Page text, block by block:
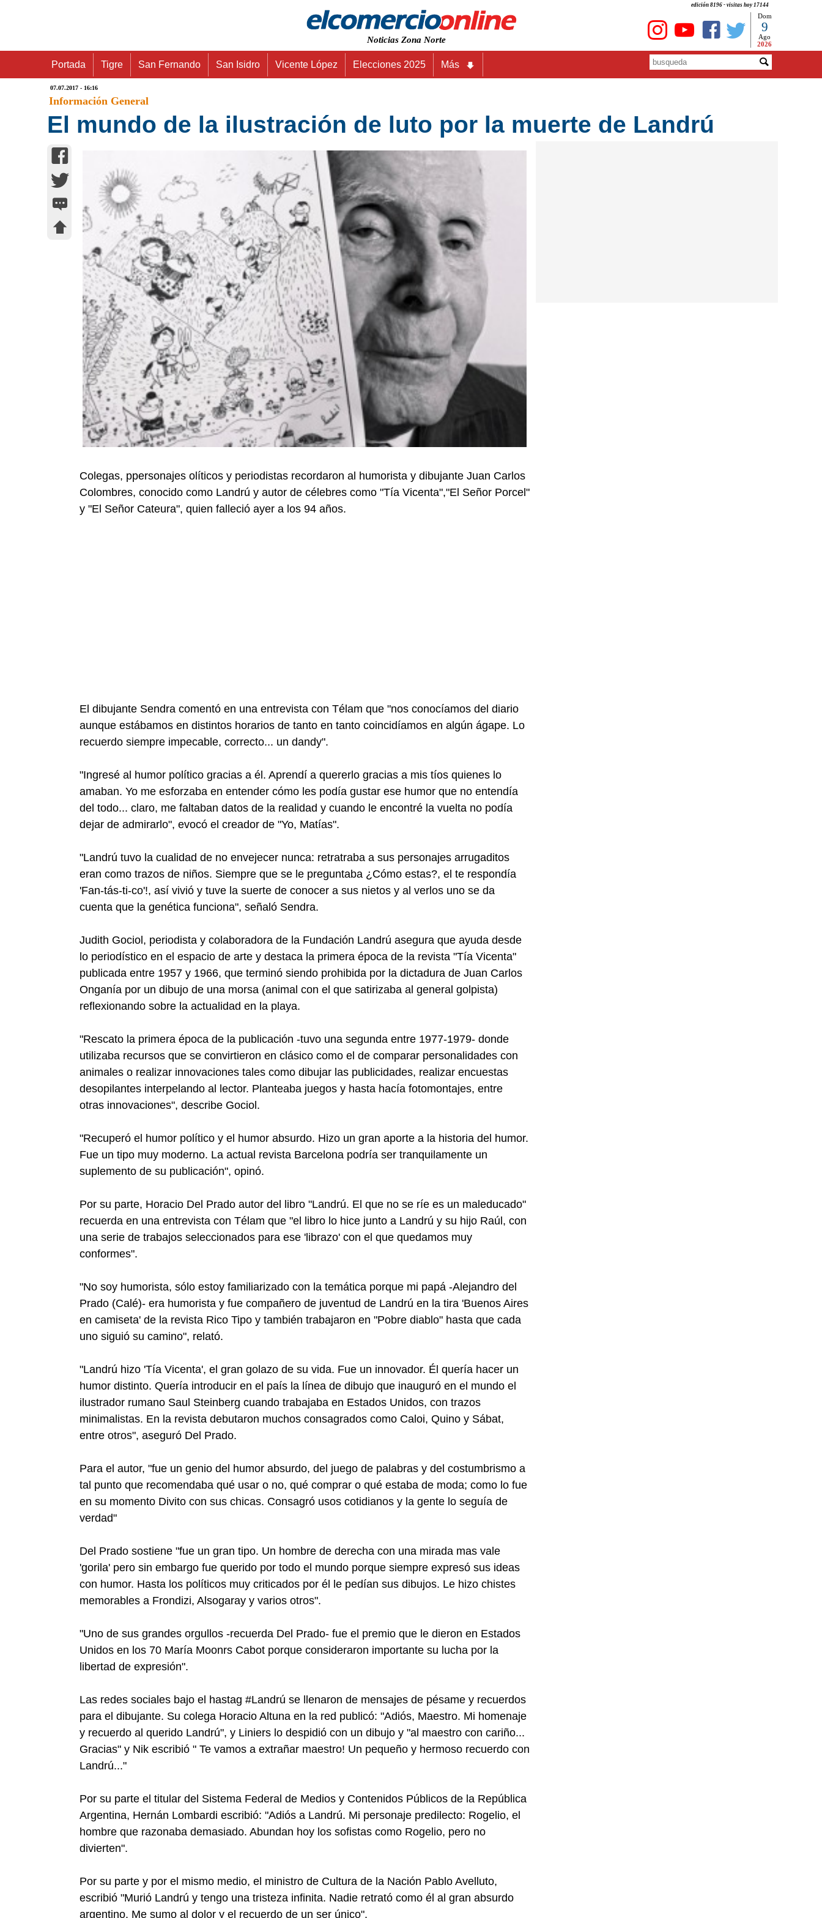
edición 8196 - visitas hoy 17144
Noticias Zona Norte
Dom
9
Ago
2026
Portada Tigre San Fernando San Isidro Vicente López Elecciones 2025 Más
07.07.2017 - 16:16
Información General
El mundo de la ilustración de luto por la muerte de Landrú
Colegas, ppersonajes olíticos y periodistas recordaron al humorista y dibujante Juan Carlos
Colombres, conocido como Landrú y autor de célebres como "Tí­a Vicenta","El Señor Porcel"
y "El Señor Cateura", quien falleció ayer a los 94 años.
El dibujante Sendra comentó en una entrevista con Télam que "nos conocíamos del diario
aunque estábamos en distintos horarios de tanto en tanto coincidíamos en algún ágape. Lo
recuerdo siempre impecable, correcto... un dandy".
"Ingresé al humor político gracias a él. Aprendí a quererlo gracias a mis tíos quienes lo
amaban. Yo me esforzaba en entender cómo les podía gustar ese humor que no entendía
del todo... claro, me faltaban datos de la realidad y cuando le encontré la vuelta no podía
dejar de admirarlo", evocó el creador de "Yo, Matías".
"Landrú tuvo la cualidad de no envejecer nunca: retratraba a sus personajes arrugaditos
eran como trazos de niños. Siempre que se le preguntaba ¿Cómo estas?, el te respondía
'Fan-tás-ti-co'!, así vivió y tuve la suerte de conocer a sus nietos y al verlos uno se da
cuenta que la genética funciona", señaló Sendra.
Judith Gociol, periodista y colaboradora de la Fundación Landrú asegura que ayuda desde
lo periodístico en el espacio de arte y destaca la primera época de la revista "Tía Vicenta"
publicada entre 1957 y 1966, que terminó siendo prohibida por la dictadura de Juan Carlos
Onganía por un dibujo de una morsa (animal con el que satirizaba al general golpista)
reflexionando sobre la actualidad en la playa.
"Rescato la primera época de la publicación -tuvo una segunda entre 1977-1979- donde
utilizaba recursos que se convirtieron en clásico como el de comparar personalidades con
animales o realizar innovaciones tales como dibujar las publicidades, realizar encuestas
desopilantes interpelando al lector. Planteaba juegos y hasta hacía fotomontajes, entre
otras innovaciones", describe Gociol.
"Recuperó el humor político y el humor absurdo. Hizo un gran aporte a la historia del humor.
Fue un tipo muy moderno. La actual revista Barcelona podría ser tranquilamente un
suplemento de su publicación", opinó.
Por su parte, Horacio Del Prado autor del libro "Landrú. El que no se ríe es un maleducado"
recuerda en una entrevista con Télam que "el libro lo hice junto a Landrú y su hijo Raúl, con
una serie de trabajos seleccionados para ese 'librazo' con el que quedamos muy
conformes".
"No soy humorista, sólo estoy familiarizado con la temática porque mi papá -Alejandro del
Prado (Calé)- era humorista y fue compañero de juventud de Landrú en la tira 'Buenos Aires
en camiseta' de la revista Rico Tipo y también trabajaron en "Pobre diablo" hasta que cada
uno siguió su camino", relató.
"Landrú hizo 'Tía Vicenta', el gran golazo de su vida. Fue un innovador. Él quería hacer un
humor distinto. Quería introducir en el país la línea de dibujo que inauguró en el mundo el
ilustrador rumano Saul Steinberg cuando trabajaba en Estados Unidos, con trazos
minimalistas. En la revista debutaron muchos consagrados como Caloi, Quino y Sábat,
entre otros", aseguró Del Prado.
Para el autor, "fue un genio del humor absurdo, del juego de palabras y del costumbrismo a
tal punto que recomendaba qué usar o no, qué comprar o qué estaba de moda; como lo fue
en su momento Divito con sus chicas. Consagró usos cotidianos y la gente lo seguía de
verdad"
Del Prado sostiene "fue un gran tipo. Un hombre de derecha con una mirada mas vale
'gorila' pero sin embargo fue querido por todo el mundo porque siempre expresó sus ideas
con humor. Hasta los políticos muy criticados por él le pedían sus dibujos. Le hizo chistes
memorables a Frondizi, Alsogaray y varios otros".
"Uno de sus grandes orgullos -recuerda Del Prado- fue el premio que le dieron en Estados
Unidos en los 70 María Moonrs Cabot porque consideraron importante su lucha por la
libertad de expresión".
Las redes sociales bajo el hastag #Landrú se llenaron de mensajes de pésame y recuerdos
para el dibujante. Su colega Horacio Altuna en la red publicó: "Adiós, Maestro. Mi homenaje
y recuerdo al querido Landrú", y Liniers lo despidió con un dibujo y "al maestro con cariño...
Gracias" y Nik escribió " Te vamos a extrañar maestro! Un pequeño y hermoso recuerdo con
Landrú..."
Por su parte el titular del Sistema Federal de Medios y Contenidos Públicos de la República
Argentina, Hernán Lombardi escribió: "Adiós a Landrú. Mi personaje predilecto: Rogelio, el
hombre que razonaba demasiado. Abundan hoy los sofistas como Rogelio, pero no
divierten".
Por su parte y por el mismo medio, el ministro de Cultura de la Nación Pablo Avelluto,
escribió "Murió Landrú y tengo una tristeza infinita. Nadie retrató como él al gran absurdo
argentino. Me sumo al dolor y el recuerdo de un ser único".